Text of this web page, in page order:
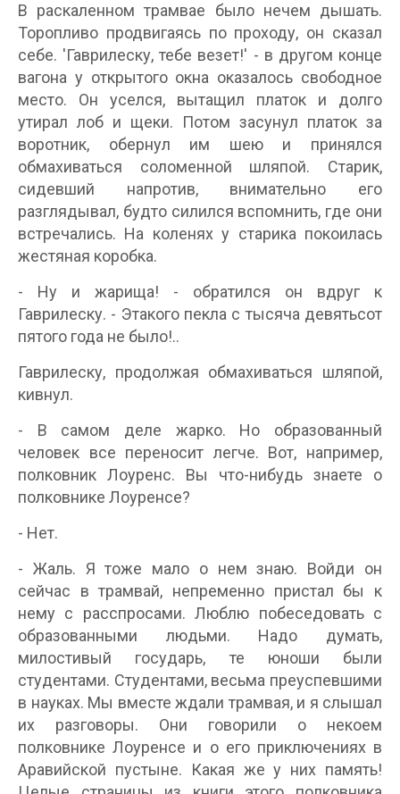
В раскаленном трамвае было нечем дышать.
Торопливо продвигаясь по проходу, он сказал
себе. 'Гаврилеску, тебе везет!' - в другом конце
вагона у открытого окна оказалось свободное
место. Он уселся, вытащил платок и долго
утирал лоб и щеки. Потом засунул платок за
воротник, обернул им шею и принялся
обмахиваться соломенной шляпой. Старик,
сидевший напротив, внимательно его
разглядывал, будто силился вспомнить, где они
встречались. На коленях у старика покоилась
жестяная коробка.
- Ну и жарища! - обратился он вдруг к
Гаврилеску. - Этакого пекла с тысяча девятьсот
пятого года не было!..
Гаврилеску, продолжая обмахиваться шляпой,
кивнул.
- В самом деле жарко. Но образованный
человек все переносит легче. Вот, например,
полковник Лоуренс. Вы что-нибудь знаете о
полковнике Лоуренсе?
- Нет.
- Жаль. Я тоже мало о нем знаю. Войди он
сейчас в трамвай, непременно пристал бы к
нему с расспросами. Люблю побеседовать с
образованными людьми. Надо думать,
милостивый государь, те юноши были
студентами. Студентами, весьма преуспевшими
в науках. Мы вместе ждали трамвая, и я слышал
их разговоры. Они говорили о некоем
полковнике Лоуренсе и о его приключениях в
Аравийской пустыне. Какая же у них память!